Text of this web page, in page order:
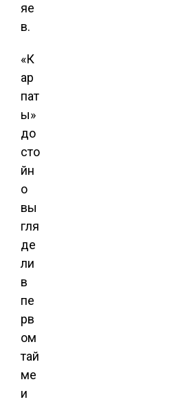
яе
в.
«К
ар
пат
ы»
до
сто
йн
о
вы
гля
де
ли
в
пе
рв
ом
тай
ме
и